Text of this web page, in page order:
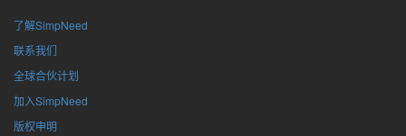
了解SimpNeed
联系我们
全球合伙计划
加入SimpNeed
版权申明